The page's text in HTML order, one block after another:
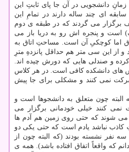
دانشجویی در آن جا پای ثابتِ این
ای چند ساله دارند در تمامِ این
اتاقِ ۲۰۴ِ اجکلیف برگزار می گردند که در طبقه ی دوم
است و پنجره اش رو به دریا باز می
اما کوچکیِ آن است. مساحتِ اتاق به
این سی متر هم حداقل پانزدهِ مترِ
و صندلی هایی که دورش چیده اند.
های دانشکده کافی است. در هر کلاس
شرکت نمی کنند و مشکلی برای جا پیش
البته چون متعلق به دانشجوها است و
نمی کنند خیلی خودمانی برگزار می
شوند که حتی روی زمین هم آدم ها
کاذب نباشد یادم است که حتی یکی دو
نفر نشسته بودند (که البته چون از
که واقعاً اتفاق افتاده باشد). همه ی